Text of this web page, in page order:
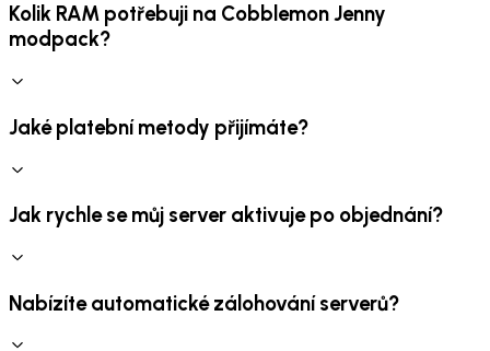
Kolik RAM potřebuji na Cobblemon Jenny
modpack?
Jaké platební metody přijímáte?
Jak rychle se můj server aktivuje po objednání?
Nabízíte automatické zálohování serverů?